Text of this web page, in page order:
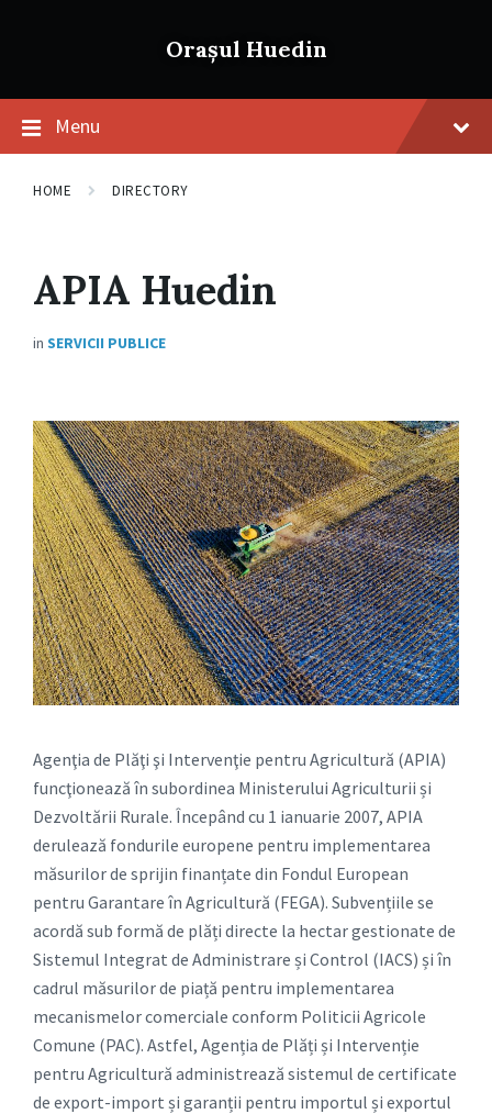
Orașul Huedin
Menu
HOME DIRECTORY
APIA Huedin
in SERVICII PUBLICE
Agenţia de Plăţi şi Intervenţie pentru Agricultură (APIA)
funcţionează în subordinea Ministerului Agriculturii și
Dezvoltării Rurale. Începând cu 1 ianuarie 2007, APIA
derulează fondurile europene pentru implementarea
măsurilor de sprijin finanțate din Fondul European
pentru Garantare în Agricultură (FEGA). Subvențiile se
acordă sub formă de plăți directe la hectar gestionate de
Sistemul Integrat de Administrare și Control (IACS) și în
cadrul măsurilor de piață pentru implementarea
mecanismelor comerciale conform Politicii Agricole
Comune (PAC). Astfel, Agenția de Plăți și Intervenție
pentru Agricultură administrează sistemul de certificate
de export-import și garanții pentru importul și exportul